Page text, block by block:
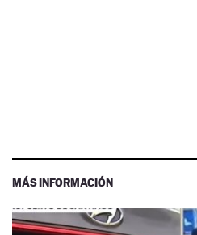
MÁS INFORMACIÓN